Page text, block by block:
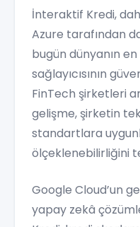
İnteraktif Kredi,
Azure tarafından
bugün dünyanın
sağlayıcısının
FinTech şirketleri
gelişme, şirketin
standartlara
ölçeklenebilirliğini
Google Cloud’un
yapay zekâ